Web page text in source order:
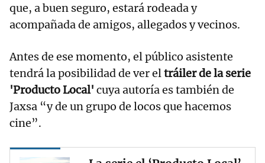
que, a buen seguro, estará rodeada y
acompañada de amigos, allegados y vecinos.
Antes de ese momento, el público asistente
tendrá la posibilidad de ver eltráiler de la serie
'Producto Local' cuya autoría es también de
Jaxsa “y de un grupo de locos que hacemos
cine”.